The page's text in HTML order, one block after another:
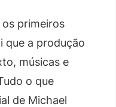
primeiros
que a produção
músicas e
o que
de Michael